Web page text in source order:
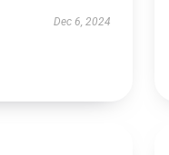
Dec 6, 2024